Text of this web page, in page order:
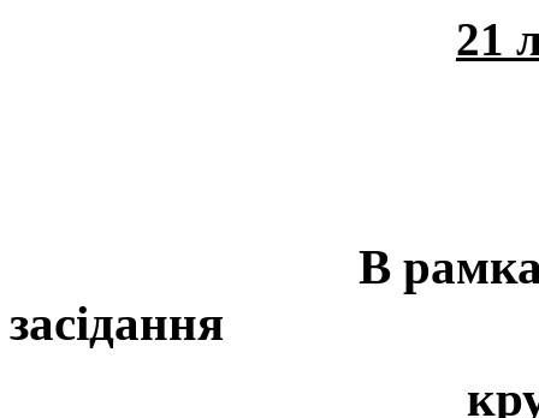
21
В рамках
засідання
круглого